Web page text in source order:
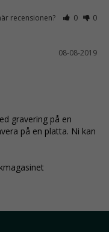
recensionen? 0 0
08-08-2019
gravering på en
på en platta. Ni kan